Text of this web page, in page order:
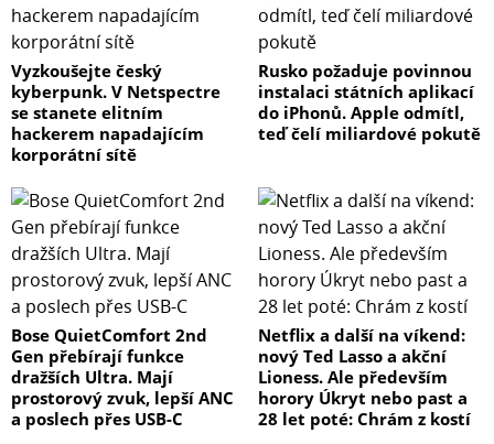
Vyzkoušejte český
kyberpunk. V Netspectre
se stanete elitním
hackerem napadajícím
korporátní sítě
Rusko požaduje povinnou
instalaci státních aplikací
do iPhonů. Apple odmítl,
teď čelí miliardové pokutě
Bose QuietComfort 2nd
Gen přebírají funkce
dražších Ultra. Mají
prostorový zvuk, lepší ANC
a poslech přes USB-C
Netflix a další na víkend:
nový Ted Lasso a akční
Lioness. Ale především
horory Úkryt nebo past a
28 let poté: Chrám z kostí